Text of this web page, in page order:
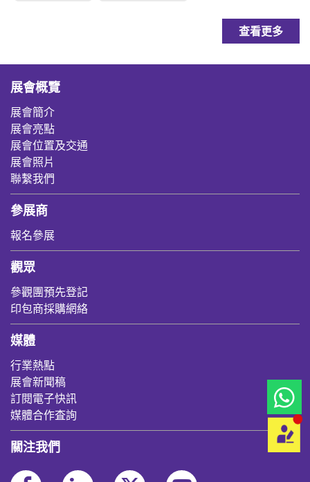
查看更多
展會概覽
展會簡介
展會亮點
展會位置及交通
展會照片
聯繫我們
參展商
報名參展
觀眾
參觀團預先登記
印包商採購網絡
媒體
行業熱點
展會新聞稿
訂閱電子快訊
媒體合作査詢
關注我們